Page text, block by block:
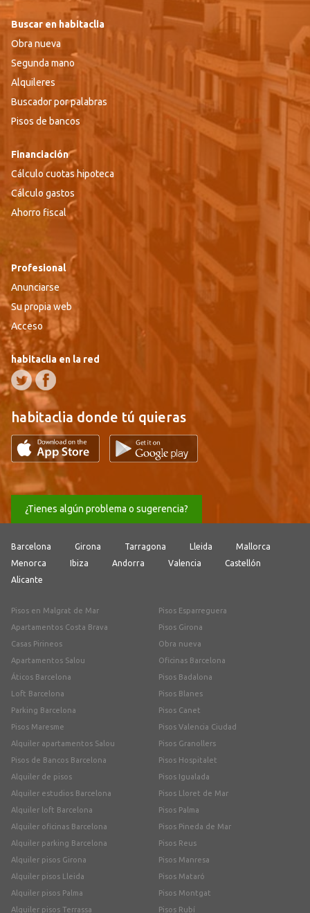
Buscar en habitaclia
Obra nueva
Segunda mano
Alquileres
Buscador por palabras
Pisos de bancos
Financiación
Cálculo cuotas hipoteca
Cálculo gastos
Ahorro fiscal
Profesional
Anunciarse
Su propia web
Acceso
habitaclia en la red
habitaclia donde tú quieras
¿Tienes algún problema o sugerencia?
Barcelona Girona Tarragona Lleida
Mallorca
Menorca
Ibiza Andorra Valencia
Castellón
Alicante
Pisos en Malgrat de Mar
Apartamentos Costa Brava
Casas Pirineos
Apartamentos Salou
Áticos Barcelona
Loft Barcelona
Parking Barcelona
Pisos Maresme
Alquiler apartamentos Salou
Pisos de Bancos Barcelona
Alquiler de pisos
Alquiler estudios Barcelona
Alquiler loft Barcelona
Alquiler oficinas Barcelona
Alquiler parking Barcelona
Alquiler pisos Girona
Alquiler pisos Lleida
Alquiler pisos Palma
Alquiler pisos Terrassa
Pisos Esparreguera
Pisos Girona
Obra nueva
Oficinas Barcelona
Pisos Badalona
Pisos Blanes
Pisos Canet
Pisos Valencia Ciudad
Pisos Granollers
Pisos Hospitalet
Pisos Igualada
Pisos Lloret de Mar
Pisos Palma
Pisos Pineda de Mar
Pisos Reus
Pisos Manresa
Pisos Mataró
Pisos Montgat
Pisos Rubí